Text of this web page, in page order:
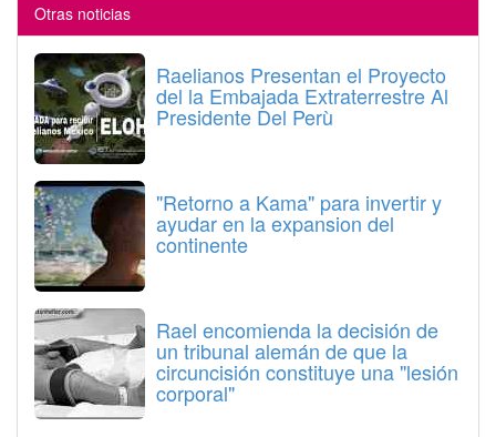
Otras noticias
Raelianos Presentan el Proyecto
del la Embajada Extraterrestre Al
Presidente Del Perù
"Retorno a Kama" para invertir y
ayudar en la expansion del
continente
Rael encomienda la decisión de
un tribunal alemán de que la
circuncisión constituye una "lesión
corporal"